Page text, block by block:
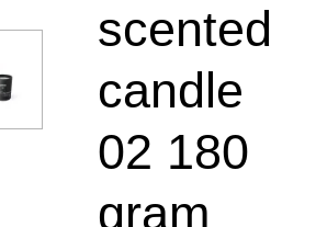
scented
candle
02 180
gram